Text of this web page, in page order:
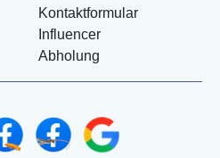
Kontaktformular
Influencer
Abholung